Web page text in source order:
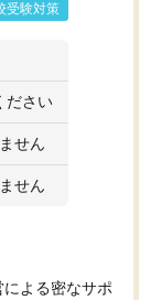
受験対策
ださい
せん
せん
よる密なサポ